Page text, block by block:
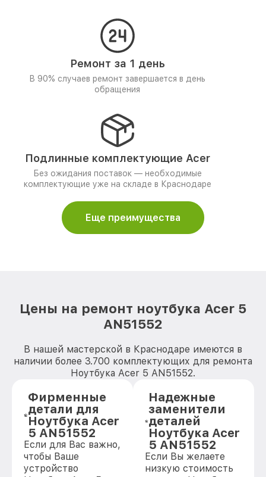
Ремонт за 1 день
В 90% случаев ремонт завершается в день
обращения
Подлинные комплектующие Acer
Без ожидания поставок — необходимые
комплектующие уже на складе в Краснодаре
Еще преимущества
Цены на ремонт ноутбука Acer 5
AN51552
В нашей мастерской в Краснодаре имеются в
наличии более 3.700 комплектующих для ремонта
Ноутбука Acer 5 AN51552.
Фирменные
детали для
Ноутбука Acer
5 AN51552
Если для Вас важно,
чтобы Ваше
устройство
Надежные
заменители
деталей
Ноутбука Acer
5 AN51552
Если Вы желаете
низкую стоимость